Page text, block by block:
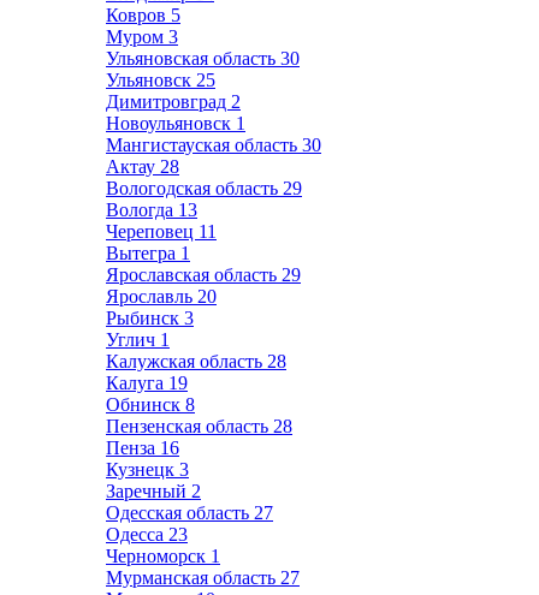
Ковров 5
Муром 3
Ульяновская область 30
Ульяновск 25
Димитровград 2
Новоульяновск 1
Мангистауская область 30
Актау 28
Вологодская область 29
Вологда 13
Череповец 11
Вытегра 1
Ярославская область 29
Ярославль 20
Рыбинск 3
Углич 1
Калужская область 28
Калуга 19
Обнинск 8
Пензенская область 28
Пенза 16
Кузнецк 3
Заречный 2
Одесская область 27
Одесса 23
Черноморск 1
Мурманская область 27